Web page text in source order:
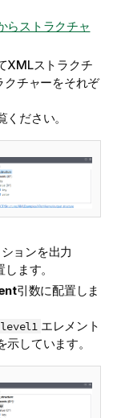
らストラクチャ
XMLストラクチ
クチャーをそれぞ
ください。
ョンを出力
ます。
引数に配置しま
level1 エレメント
しています。